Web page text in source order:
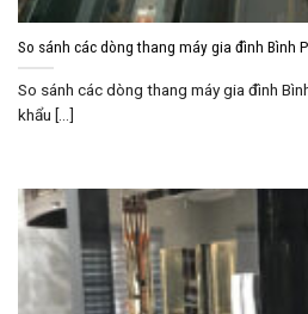
So sánh các dòng thang máy gia đình Bình
So sánh các dòng thang máy gia đình
khẩu [...]